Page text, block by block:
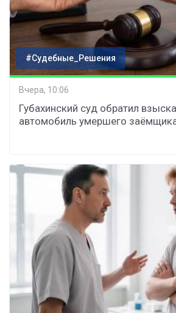
#Судебные_Решения
Вчера, 10:06
Губахинский суд обратил
автомобиль умершего